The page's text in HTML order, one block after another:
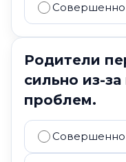
Совершенно
Родители
сильно из-
проблем.
Совершенно